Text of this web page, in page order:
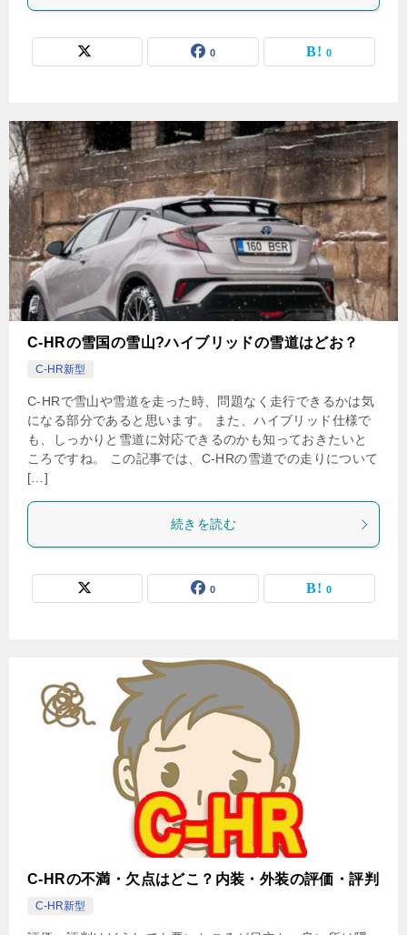
0 0
C-HRの雪国の雪山?ハイブリッドの雪道はどお？
C-HR新型
C-HRで雪山や雪道を走った時、問題なく走行できるかは気
になる部分であると思います。 また、ハイブリッド仕様で
も、しっかりと雪道に対応できるのかも知っておきたいと
ころですね。 この記事では、C-HRの雪道での走りについて
[…]
続きを読む
0 0
C-HRの不満・欠点はどこ？内装・外装の評価・評判
C-HR新型